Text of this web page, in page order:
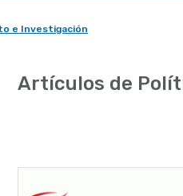
e Investigación
Artículos de